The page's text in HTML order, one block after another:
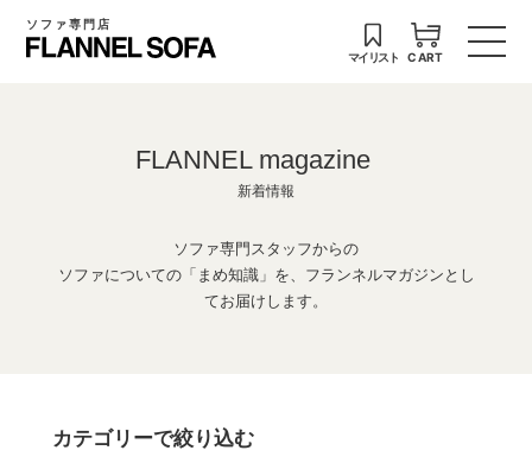
ソファ専門店
マイリスト CART
FLANNEL magazine
新着情報
ソファ専門スタッフからの
ソファについての「まめ知識」を、フランネルマガジンとし
てお届けします。
カテゴリーで絞り込む